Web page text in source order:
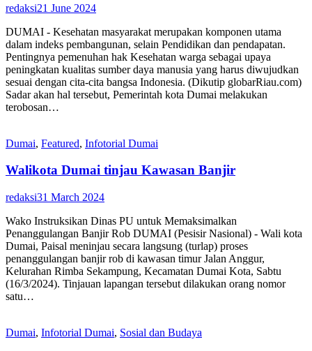
redaksi21 June 2024
DUMAI - Kesehatan masyarakat merupakan komponen utama
dalam indeks pembangunan, selain Pendidikan dan pendapatan.
Pentingnya pemenuhan hak Kesehatan warga sebagai upaya
peningkatan kualitas sumber daya manusia yang harus diwujudkan
sesuai dengan cita-cita bangsa Indonesia. (Dikutip globarRiau.com)
Sadar akan hal tersebut, Pemerintah kota Dumai melakukan
terobosan…
Dumai, Featured, Infotorial Dumai
Walikota Dumai tinjau Kawasan Banjir
redaksi31 March 2024
Wako Instruksikan Dinas PU untuk Memaksimalkan
Penanggulangan Banjir Rob DUMAI (Pesisir Nasional) - Wali kota
Dumai, Paisal meninjau secara langsung (turlap) proses
penanggulangan banjir rob di kawasan timur Jalan Anggur,
Kelurahan Rimba Sekampung, Kecamatan Dumai Kota, Sabtu
(16/3/2024). Tinjauan lapangan tersebut dilakukan orang nomor
satu…
Dumai, Infotorial Dumai, Sosial dan Budaya